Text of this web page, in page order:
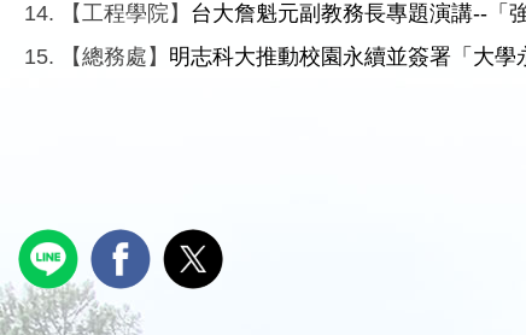
【工程學院】 台大詹魁元副教務長專題演講--「
【總務處】 明志科大推動校園永續並簽署「大學